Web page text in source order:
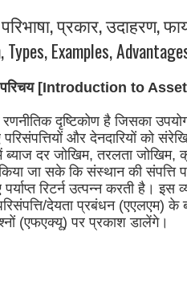
प्रकार, उदाहरण,
Examples,
का परिचय [Introduction to
दृष्टिकोण है जिसका
और देनदारियों को
दर जोखिम, तरलता जोखिम,
जा सके कि संस्थान की संपत्ति
रिटर्न उत्पन्न करती है। इस
देयता प्रबंधन (एएलएम) के
(एफएक्यू) पर प्रकाश डालेंगे।